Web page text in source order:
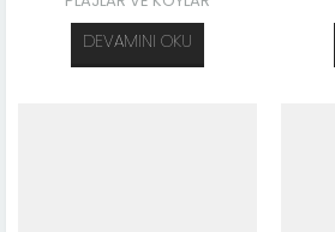
DEVAMINI OKU